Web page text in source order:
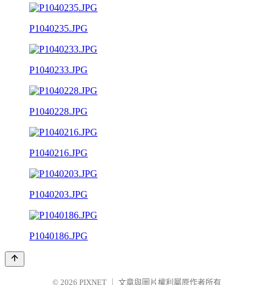
P1040235.JPG
P1040233.JPG
P1040228.JPG
P1040216.JPG
P1040203.JPG
P1040186.JPG
© 2026 PIXNET 文章與圖片權利屬原作者所有